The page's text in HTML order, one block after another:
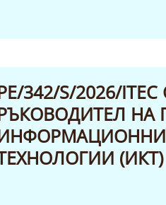
342/S/2026/
НА
(ИКТ)